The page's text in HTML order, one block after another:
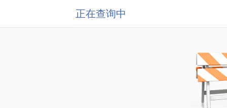
正在查询中